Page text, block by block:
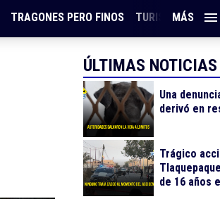
TRAGONES PERO FINOS TURISMO CON
MÁS
ÚLTIMAS NOTICIAS
Una
derivó en
Trágico
de 16 años